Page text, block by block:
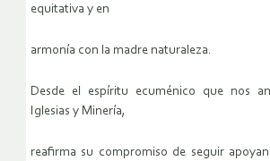
equitativa y en
armonía con la madre naturaleza.
Desde el espíritu ecuménico que nos
Iglesias y Minería,
reafirma su compromiso de seguir